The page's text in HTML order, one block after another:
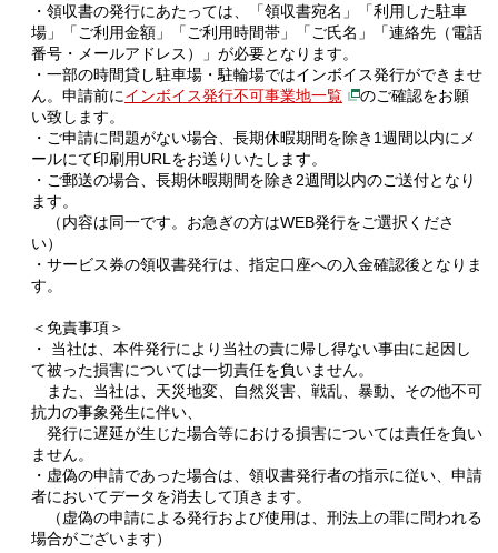
・領収書の発行にあたっては、「領収書宛名」「利用した駐車
場」「ご利用金額」「ご利用時間帯」「ご氏名」「連絡先（電話
番号・メールアドレス）」が必要となります。
・一部の時間貸し駐車場・駐輪場ではインボイス発行ができませ
ん。申請前にインボイス発行不可事業地一覧
のご確認をお願
い致します。
・ご申請に問題がない場合、長期休暇期間を除き1週間以内にメ
ールにて印刷用URLをお送りいたします。
・ご郵送の場合、長期休暇期間を除き2週間以内のご送付となり
ます。
（内容は同一です。お急ぎの方はWEB発行をご選択くださ
い）
・サービス券の領収書発行は、指定口座への入金確認後となりま
す。
＜免責事項＞
・ 当社は、本件発行により当社の責に帰し得ない事由に起因し
て被った損害については一切責任を負いません。
また、当社は、天災地変、自然災害、戦乱、暴動、その他不可
抗力の事象発生に伴い、
発行に遅延が生じた場合等における損害については責任を負い
ません。
・虚偽の申請であった場合は、領収書発行者の指示に従い、申請
者においてデータを消去して頂きます。
（虚偽の申請による発行および使用は、刑法上の罪に問われる
場合がございます）